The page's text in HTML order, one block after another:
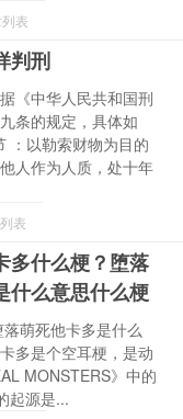
表
判刑
《中华人民共和国刑
条的规定，具体如
：以勒索财物为目的
人作为人质，处十年
表
多什么梗？堕落
什么意思什么梗
萌死他卡多是什么
多是个空耳梗，是动
MONSTERS》中的
起源是...